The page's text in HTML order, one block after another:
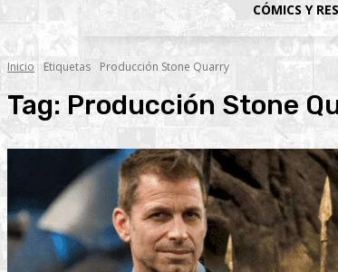
CÓMICS Y
Inicio Etiquetas Producción Stone Quarry
Tag: Producción Stone